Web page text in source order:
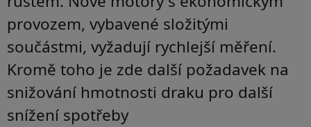
provozem, vybavené složitými
součástmi, vyžadují rychlejší měření.
Kromě toho je zde další požadavek na
snižování hmotnosti draku pro další
snížení spotřeby